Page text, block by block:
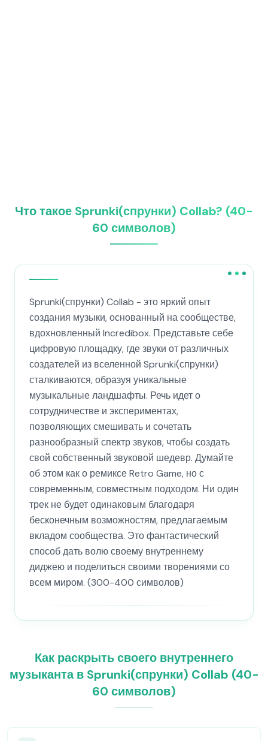
Что такое Sprunki(спрунки) Collab? (40-
60 символов)
Sprunki(спрунки) Collab - это яркий опыт
создания музыки, основанный на сообществе,
вдохновленный Incredibox. Представьте себе
цифровую площадку, где звуки от различных
создателей из вселенной Sprunki(спрунки)
сталкиваются, образуя уникальные
музыкальные ландшафты. Речь идет о
сотрудничестве и экспериментах,
позволяющих смешивать и сочетать
разнообразный спектр звуков, чтобы создать
свой собственный звуковой шедевр. Думайте
об этом как о ремиксе Retro Game, но с
современным, совместным подходом. Ни один
трек не будет одинаковым благодаря
бесконечным возможностям, предлагаемым
вкладом сообщества. Это фантастический
способ дать волю своему внутреннему
диджею и поделиться своими творениями со
всем миром. (300-400 символов)
Как раскрыть своего внутреннего
музыканта в Sprunki(спрунки) Collab (40-
60 символов)